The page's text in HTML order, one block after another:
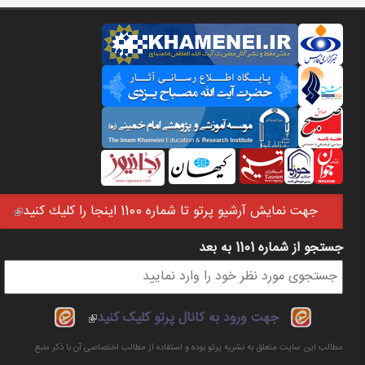
جهت نمايش آرشيو پرتو تا شماره 1100 اينجا را كليك كنيد
فرم جستجو
جستجو از شماره 1101 به بعد
جهت ورود به کانال پرتو کلیک کنید
(link is
external)
مطالب این سایت متعلق به نشریه پرتو بوده و استفاده از مطالب اختصاصی آن با ذکر منبع